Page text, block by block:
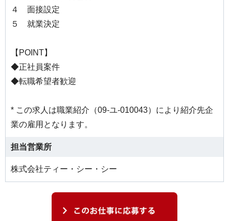
４ 面接設定
５ 就業決定
【POINT】
◆正社員案件
◆転職希望者歓迎
* この求人は職業紹介（09-ユ-010043）により紹介先企
業の雇用となります。
担当営業所
株式会社ティー・シー・シー